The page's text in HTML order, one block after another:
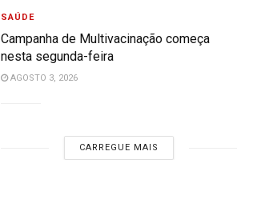
SAÚDE
Campanha de Multivacinação começa
nesta segunda-feira
AGOSTO 3, 2026
CARREGUE MAIS